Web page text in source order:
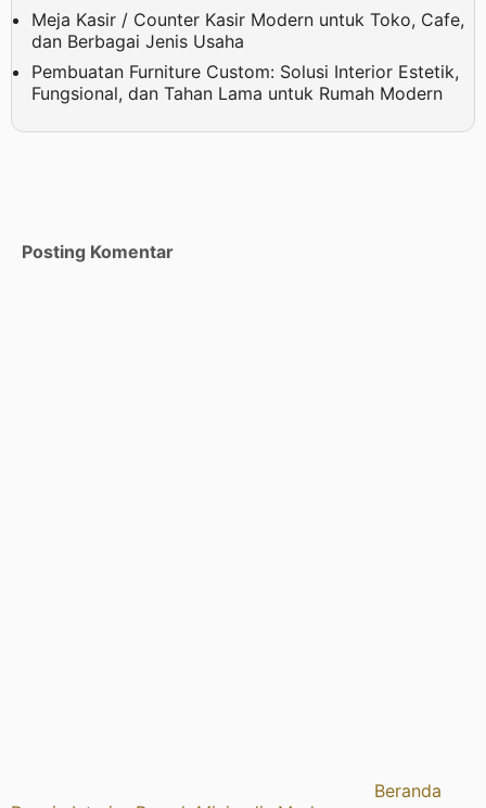
Meja Kasir / Counter Kasir Modern untuk Toko, Cafe,
dan Berbagai Jenis Usaha
Pembuatan Furniture Custom: Solusi Interior Estetik,
Fungsional, dan Tahan Lama untuk Rumah Modern
Posting Komentar
Beranda